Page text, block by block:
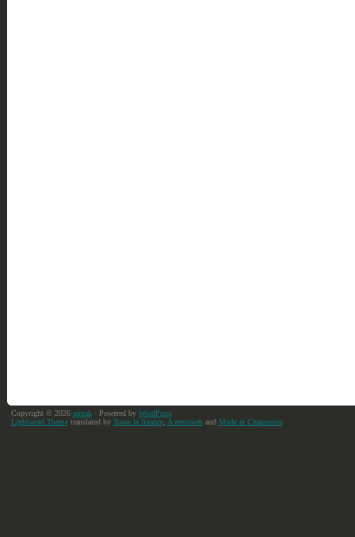
Copyright © 2026 aimak· Powered by WordPress
Lightword Themetranslated by Toute la finance, A remuweband Mode et Chaussures